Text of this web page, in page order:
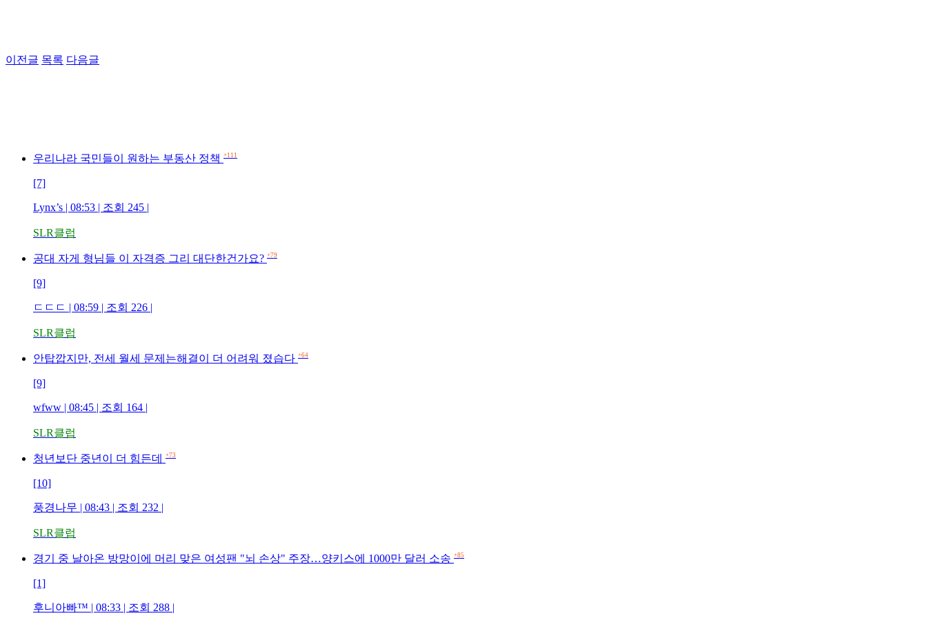
이전글 목록 다음글
우리나라 국민들이 원하는 부동산 정책 +111
[7]
Lynx’s | 08:53 | 조회 245 |
SLR클럽
공대 자게 형님들 이 자격증 그리 대단한건가요? +79
[9]
ㄷㄷㄷ | 08:59 | 조회 226 |
SLR클럽
안탑깝지만, 전세 월세 문제는해결이 더 어려워 졌습다 +64
[9]
wfww | 08:45 | 조회 164 |
SLR클럽
청년보단 중년이 더 힘든데 +73
[10]
풍경나무 | 08:43 | 조회 232 |
SLR클럽
경기 중 날아온 방망이에 머리 맞은 여성팬 "뇌 손상" 주장…양키스에 1000만 달러 소송 +85
[1]
후니아빠™ | 08:33 | 조회 288 |